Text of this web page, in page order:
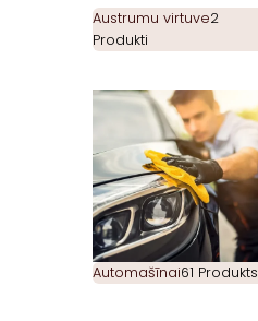
Austrumu virtuve2
Produkti
Automašīnai61 Produkts